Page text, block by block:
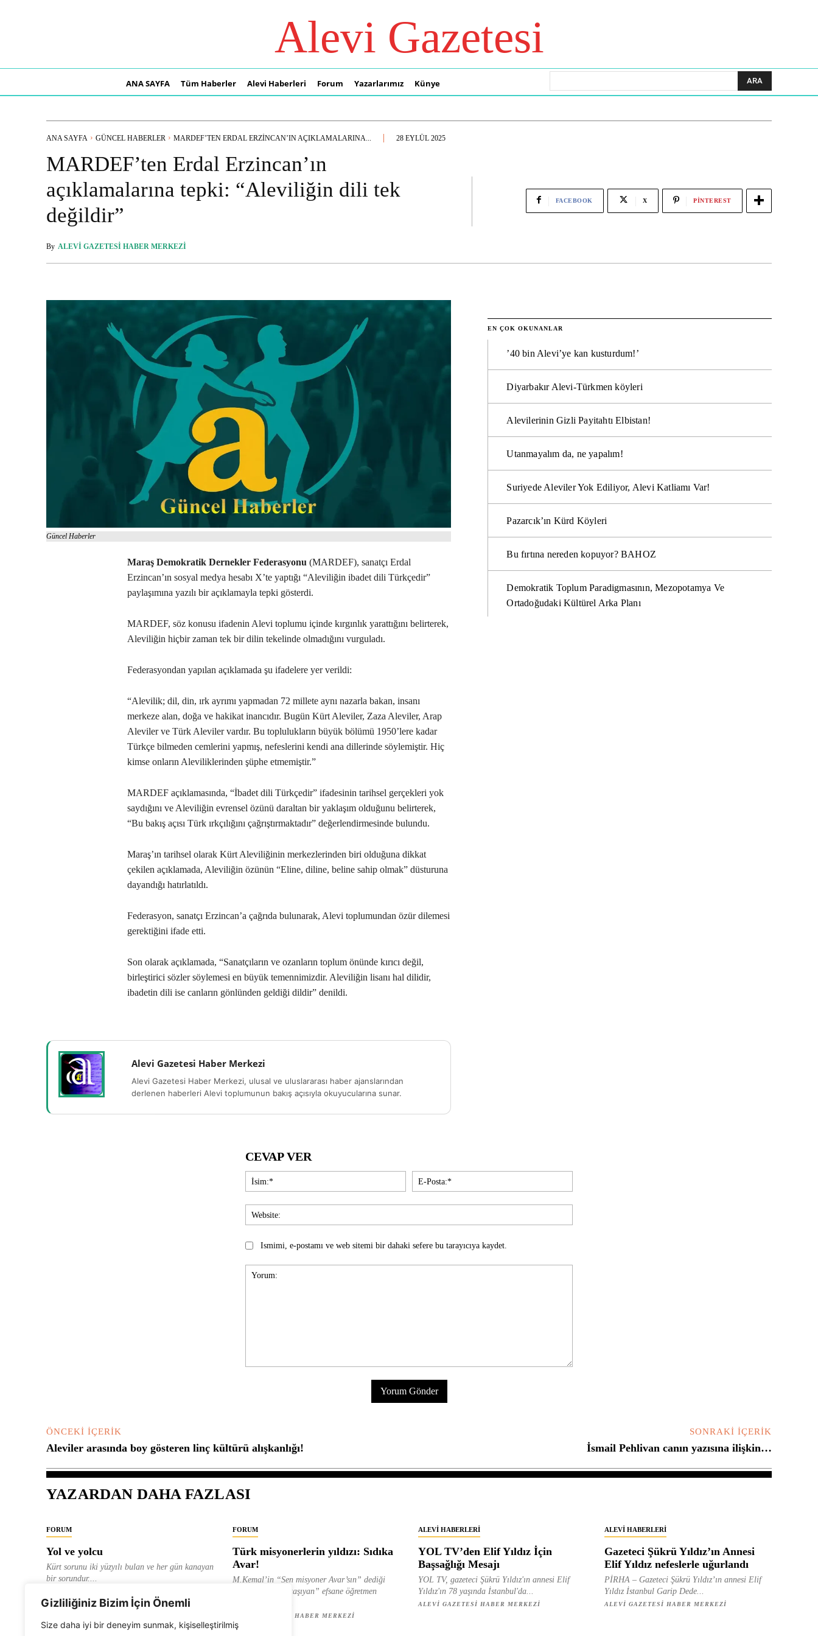
Gizliliğiniz Bizim İçin Önemli
Size daha iyi bir deneyim sunmak, kişiselleştirilmiş
Alevi Gazetesi
ANA SAYFA Tüm Haberler Alevi Haberleri Forum Yazarlarımız Künye ARA
ANA SAYFA GÜNCEL HABERLER MARDEF’TEN ERDAL ERZINCAN’IN AÇIKLAMALARINA... 28 EYLÜL 2025
MARDEF’ten Erdal Erzincan’ın
açıklamalarına tepki: “Aleviliğin dili tek
değildir”
By ALEVI GAZETESI HABER MERKEZI
FACEBOOK X PINTEREST
Güncel Haberler
Maraş Demokratik Dernekler Federasyonu (MARDEF), sanatçı Erdal
Erzincan’ın sosyal medya hesabı X’te yaptığı “Aleviliğin ibadet dili Türkçedir”
paylaşımına yazılı bir açıklamayla tepki gösterdi.
MARDEF, söz konusu ifadenin Alevi toplumu içinde kırgınlık yarattığını belirterek,
Aleviliğin hiçbir zaman tek bir dilin tekelinde olmadığını vurguladı.
Federasyondan yapılan açıklamada şu ifadelere yer verildi:
“Alevilik; dil, din, ırk ayrımı yapmadan 72 millete aynı nazarla bakan, insanı
merkeze alan, doğa ve hakikat inancıdır. Bugün Kürt Aleviler, Zaza Aleviler, Arap
Aleviler ve Türk Aleviler vardır. Bu toplulukların büyük bölümü 1950’lere kadar
Türkçe bilmeden cemlerini yapmış, nefeslerini kendi ana dillerinde söylemiştir. Hiç
kimse onların Aleviliklerinden şüphe etmemiştir.”
MARDEF açıklamasında, “İbadet dili Türkçedir” ifadesinin tarihsel gerçekleri yok
saydığını ve Aleviliğin evrensel özünü daraltan bir yaklaşım olduğunu belirterek,
“Bu bakış açısı Türk ırkçılığını çağrıştırmaktadır” değerlendirmesinde bulundu.
Maraş’ın tarihsel olarak Kürt Aleviliğinin merkezlerinden biri olduğuna dikkat
çekilen açıklamada, Aleviliğin özünün “Eline, diline, beline sahip olmak” düsturuna
dayandığı hatırlatıldı.
Federasyon, sanatçı Erzincan’a çağrıda bulunarak, Alevi toplumundan özür dilemesi
gerektiğini ifade etti.
Son olarak açıklamada, “Sanatçıların ve ozanların toplum önünde kırıcı değil,
birleştirici sözler söylemesi en büyük temennimizdir. Aleviliğin lisanı hal dilidir,
ibadetin dili ise canların gönlünden geldiği dildir” denildi.
Alevi Gazetesi Haber Merkezi
Alevi Gazetesi Haber Merkezi, ulusal ve uluslararası haber ajanslarından
derlenen haberleri Alevi toplumunun bakış açısıyla okuyucularına sunar.
EN ÇOK OKUNANLAR
’40 bin Alevi’ye kan kusturdum!’
Diyarbakır Alevi-Türkmen köyleri
Alevilerinin Gizli Payitahtı Elbistan!
Utanmayalım da, ne yapalım!
Suriyede Aleviler Yok Ediliyor, Alevi Katliamı Var!
Pazarcık’ın Kürd Köyleri
Bu fırtına nereden kopuyor? BAHOZ
Demokratik Toplum Paradigmasının, Mezopotamya Ve
Ortadoğudaki Kültürel Arka Planı
CEVAP VER
İsim:*
Posta:*
Ismimi, e-postamı ve web sitemi bir dahaki sefere bu tarayıcıya kaydet.
ÖNCEKI İÇERIK
Aleviler arasında boy gösteren linç kültürü alışkanlığı!
SONRAKI İÇERIK
İsmail Pehlivan canın yazısına ilişkin…
YAZARDAN DAHA FAZLASI
FORUM
Yol ve yolcu
Kürt sorunu iki yüzyılı bulan ve her gün kanayan
bir sorundur....
FORUM
Türk misyonerlerin yıldızı: Sıdıka
Avar!
M.Kemal’in “Sen misyoner Avar’sın” dediği
ve “dağlara ışık taşıyan” efsane öğretmen
ALEVI GAZETESI HABER MERKEZI
ALEVI HABERLERI
YOL TV’den Elif Yıldız İçin
Başsağlığı Mesajı
YOL TV, gazeteci Şükrü Yıldız'ın annesi Elif
Yıldız'ın 78 yaşında İstanbul'da...
ALEVI GAZETESI HABER MERKEZI
ALEVI HABERLERI
Gazeteci Şükrü Yıldız’ın Annesi
Elif Yıldız nefeslerle uğurlandı
PİRHA – Gazeteci Şükrü Yıldız’ın annesi Elif
Yıldız İstanbul Garip Dede...
ALEVI GAZETESI HABER MERKEZI